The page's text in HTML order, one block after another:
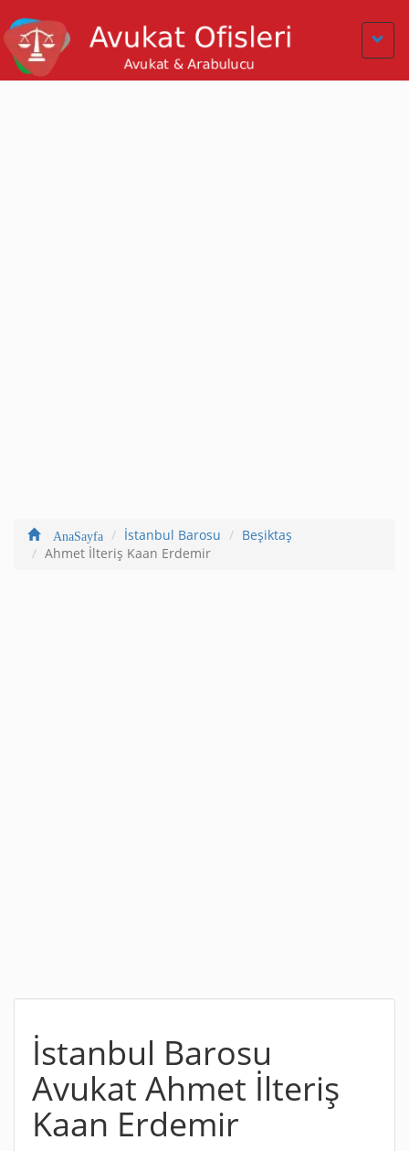
AnaSayfa İstanbul Barosu
Beşiktaş
Ahmet İlteriş Kaan Erdemir
İstanbul Barosu
Avukat Ahmet İlteriş
Kaan Erdemir